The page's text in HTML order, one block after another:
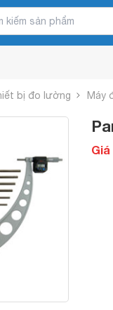
bị đo lường Máy
Giá